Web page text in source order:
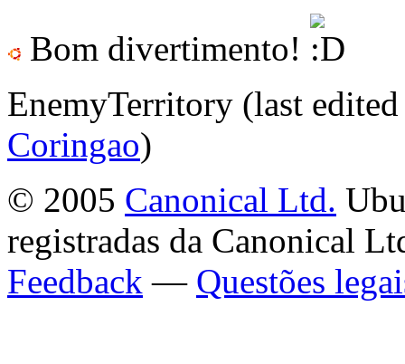
Bom divertimento!
EnemyTerritory (last
Coringao)
© 2005 Canonical Ltd.
registradas da Canonical
Feedback — Questões